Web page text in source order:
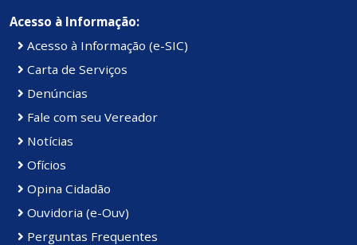
Acesso à Informação:
Acesso à Informação (e-SIC)
Carta de Serviços
Denúncias
Fale com seu Vereador
Notícias
Ofícios
Opina Cidadão
Ouvidoria (e-Ouv)
Perguntas Frequentes